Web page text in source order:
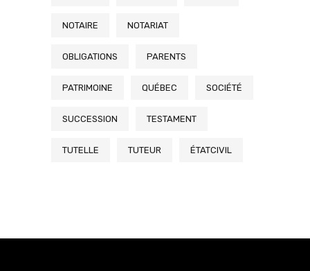
NOTAIRE NOTARIAT
OBLIGATIONS PARENTS
PATRIMOINE QUÉBEC SOCIÉTÉ
SUCCESSION TESTAMENT
TUTELLE TUTEUR ÉTATCIVIL